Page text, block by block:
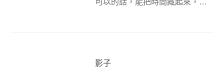
可以的話，能把時間藏起來，不
影子